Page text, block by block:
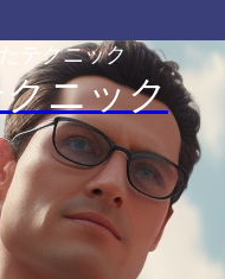
テクニック
ニック